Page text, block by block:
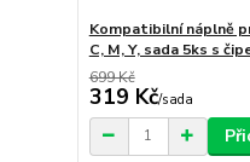
Kompatibilní náplně
C, M, Y, sada 5ks s
699 Kč
319 Kč/sada